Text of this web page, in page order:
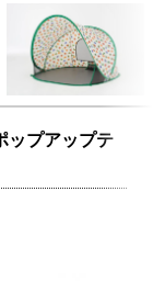
ップアップテ